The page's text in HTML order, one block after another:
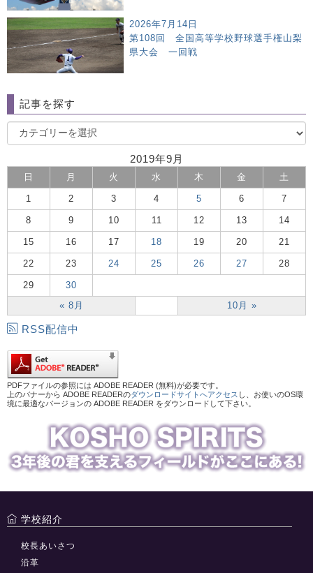
2026年7月14日
第108回 全国高等学校野球選手権山梨
県大会 一回戦
記事を探す
2019年9月
日 月 火 水 木 金 土
« 8月 10月 »
1 2 3 4 5 6 7
8 9 10 11 12 13 14
15 16 17 18 19 20 21
22 23 24 25 26 27 28
29 30
RSS配信中
PDFファイルの参照には ADOBE READER (無料)が必要です。
上のバナーから ADOBE READERのダウンロードサイトへアクセス し、お使いのOS環
境に最適なバージョンの ADOBE READER をダウンロードして下さい。
学校紹介
校長あいさつ
沿革